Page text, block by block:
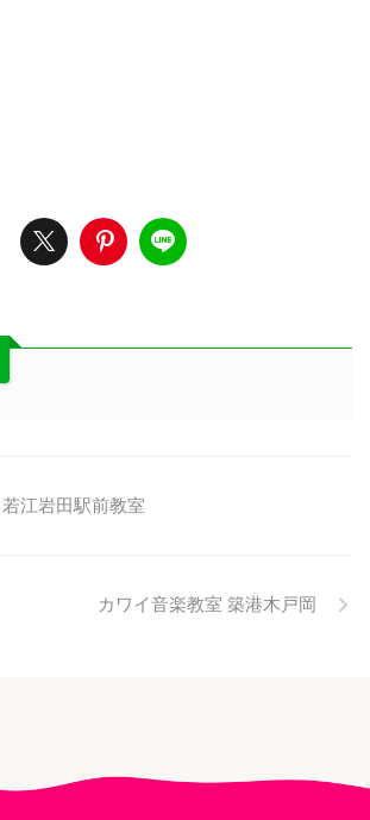
江岩田駅前教室
カワイ音楽教室 築港木戸岡